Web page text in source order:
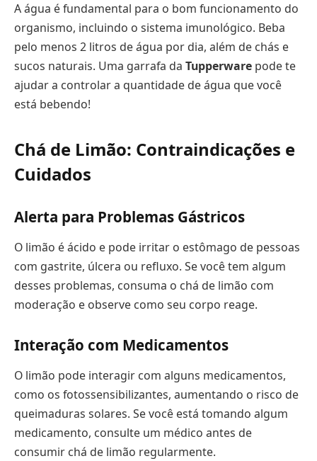
A água é fundamental para o bom funcionamento do
organismo, incluindo o sistema imunológico. Beba
pelo menos 2 litros de água por dia, além de chás e
sucos naturais. Uma garrafa da Tupperware pode te
ajudar a controlar a quantidade de água que você
está bebendo!
Chá de Limão: Contraindicações e
Cuidados
Alerta para Problemas Gástricos
O limão é ácido e pode irritar o estômago de pessoas
com gastrite, úlcera ou refluxo. Se você tem algum
desses problemas, consuma o chá de limão com
moderação e observe como seu corpo reage.
Interação com Medicamentos
O limão pode interagir com alguns medicamentos,
como os fotossensibilizantes, aumentando o risco de
queimaduras solares. Se você está tomando algum
medicamento, consulte um médico antes de
consumir chá de limão regularmente.